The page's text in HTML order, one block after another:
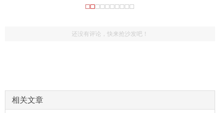
还没有评论，快来抢沙发吧！
相关文章